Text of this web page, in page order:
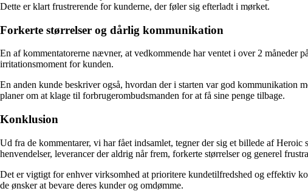
Dette er klart frustrerende for kunderne, der føler sig efterladt i mørket.
Forkerte størrelser og dårlig kommunikation
En af kommentatorerne nævner, at vedkommende har ventet i over 2 måneder
irritationsmoment for kunden.
En anden kunde beskriver også, hvordan der i starten var god kommunikation
planer om at klage til forbrugerombudsmanden for at få sine penge tilbage.
Konklusion
Ud fra de kommentarer, vi har fået indsamlet, tegner der sig et billede af
henvendelser, leverancer der aldrig når frem, forkerte størrelser og generel
Det er vigtigt for enhver virksomhed at prioritere kundetilfredshed og effektiv
de ønsker at bevare deres kunder og omdømme.